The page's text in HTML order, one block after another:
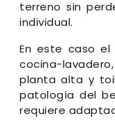
terreno sin
individual.
En este caso el
cocina-
planta alta y
patología del
requiere